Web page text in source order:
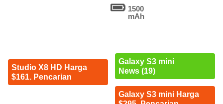
Studio X8 HD Harga
$161. Pencarian
1500
mAh
Galaxy S3 mini
News (19)
Galaxy S3 mini Harga